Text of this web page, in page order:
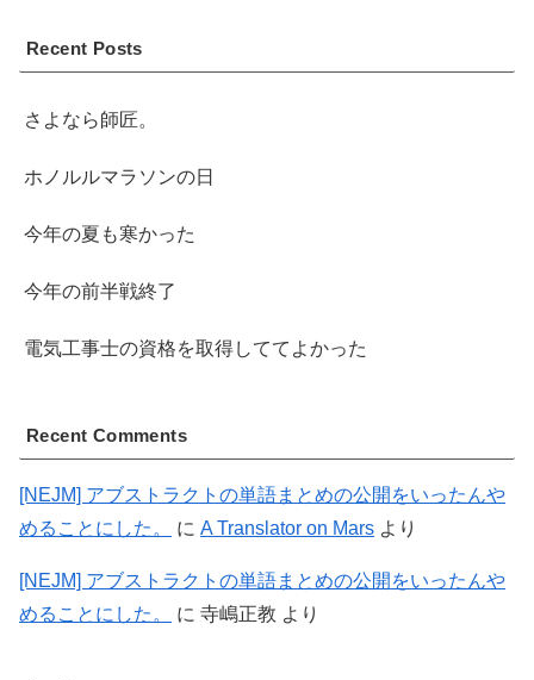
Recent Posts
さよなら師匠。
ホノルルマラソンの日
今年の夏も寒かった
今年の前半戦終了
電気工事士の資格を取得しててよかった
Recent Comments
[NEJM] アブストラクトの単語まとめの公開をいったんや
めることにした。
に A Translator on Mars より
[NEJM] アブストラクトの単語まとめの公開をいったんや
めることにした。
に 寺嶋正教 より